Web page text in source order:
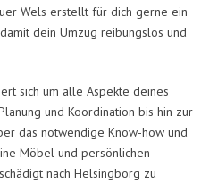
Wels erstellt für dich gerne ein
dein Umzug reibungslos und
sich um alle Aspekte deines
und Koordination bis hin zur
das notwendige Know-how und
Möbel und persönlichen
nach Helsingborg zu